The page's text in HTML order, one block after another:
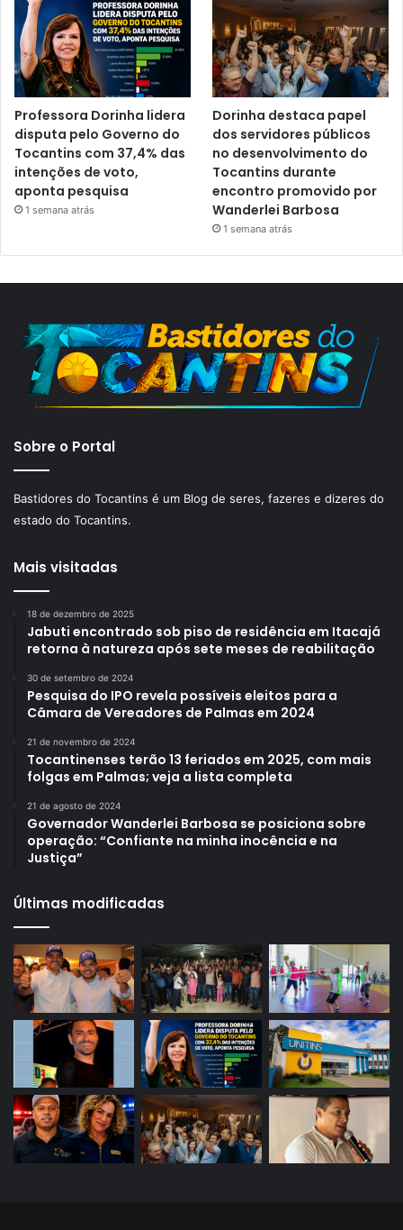
Professora Dorinha lidera
disputa pelo Governo do
Tocantins com 37,4% das
intenções de voto,
aponta pesquisa
1 semana atrás
Dorinha destaca papel
dos servidores públicos
no desenvolvimento do
Tocantins durante
encontro promovido por
Wanderlei Barbosa
1 semana atrás
Sobre o Portal
Bastidores do Tocantins é um Blog de seres, fazeres e dizeres do
estado do Tocantins.
Mais visitadas
18 de dezembro de 2025
Jabuti encontrado sob piso de residência em Itacajá
retorna à natureza após sete meses de reabilitação
30 de setembro de 2024
Pesquisa do IPO revela possíveis eleitos para a
Câmara de Vereadores de Palmas em 2024
21 de novembro de 2024
Tocantinenses terão 13 feriados em 2025, com mais
folgas em Palmas; veja a lista completa
21 de agosto de 2024
Governador Wanderlei Barbosa se posiciona sobre
operação: “Confiante na minha inocência e na
Justiça”
Últimas modificadas